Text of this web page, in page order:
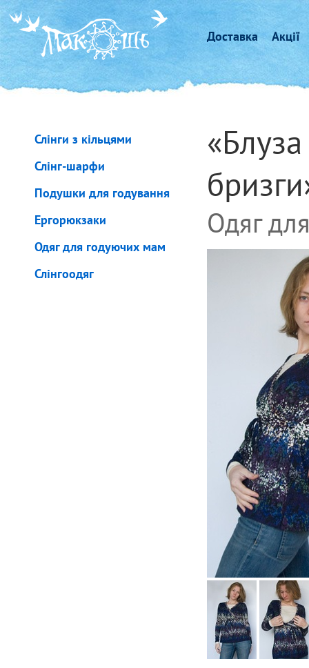
Доставка Акції
Слінги з кільцями
Слінг-шарфи
Подушки для годування
Ергорюкзаки
Одяг для годуючих мам
Слінгоодяг
Одяг